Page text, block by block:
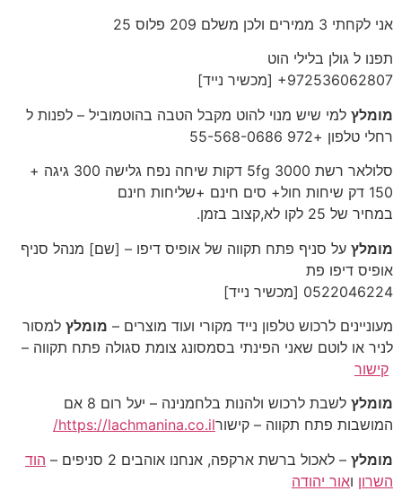
אני לקחתי 3 ממירים ולכן משלם 209 פלוס 25
תפנו ל גולן בלילי הוט
‎+972536062807‎ [מכשיר נייד]
מומלץ למי שיש מנוי להוט מקבל הטבה בהוטמוביל – לפנות ל
רחלי טלפון +972 55-568-0686
סלולאר רשת 5fg 3000 דקות שיחה נפח גלישה 300 גיגה +
150 דק שיחות חול+ סים חינם +שליחות חינם
במחיר של 25 לקו לא,קצוב בזמן.
מומלץ על סניף פתח תקווה של אופיס דיפו – [שם] מנהל סניף
אופיס דיפו פת
‎0522046224‎ [מכשיר נייד]
מעוניינים לרכוש טלפון נייד מקורי ועוד מוצרים – מומלץ למסור
לניר או לוטם שאני הפינתי בסמסונג צומת סגולה פתח תקווה –
קישור
מומלץ
לשבת לרכוש ולהנות בלחמנינה – יעל רום 8 אם
המושבות פתח תקווה – קישורhttps://lachmanina.co.il/
מומלץ – לאכול ברשת ארקפה, אנחנו אוהבים 2 סניפים –
הוד
השרון ואור יהודה